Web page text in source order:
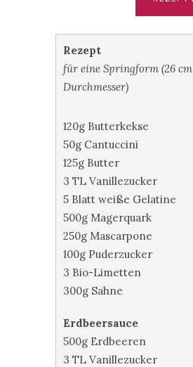
Rezept
für eine Springform (26 cm
Durchmesser)
120g Butterkekse
50g Cantuccini
125g Butter
3 TL Vanillezucker
5 Blatt weiße Gelatine
500g Magerquark
250g Mascarpone
100g Puderzucker
3 Bio-Limetten
300g Sahne
Erdbeersauce
500g Erdbeeren
3 TL Vanillezucker